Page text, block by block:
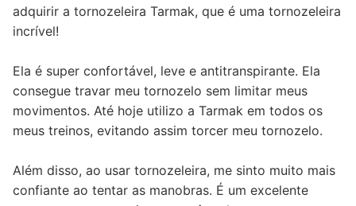
adquirir a tornozeleira Tarmak, que é uma tornozeleira
incrível!
Ela é super confortável, leve e antitranspirante. Ela
consegue travar meu tornozelo sem limitar meus
movimentos. Até hoje utilizo a Tarmak em todos os
meus treinos, evitando assim torcer meu tornozelo.
Além disso, ao usar tornozeleira, me sinto muito mais
confiante ao tentar as manobras. É um excelente